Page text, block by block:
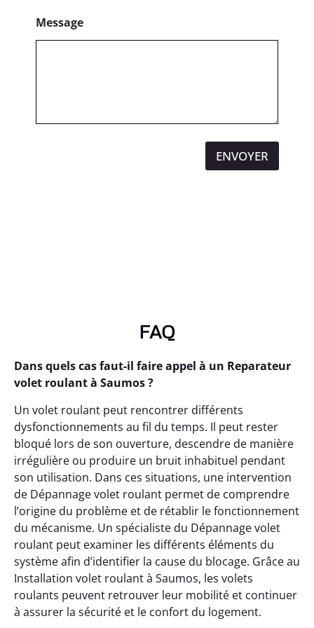
Message
ENVOYER
FAQ
Dans quels cas faut-il faire appel à un Reparateur
volet roulant à Saumos ?
Un volet roulant peut rencontrer différents
dysfonctionnements au fil du temps. Il peut rester
bloqué lors de son ouverture, descendre de manière
irrégulière ou produire un bruit inhabituel pendant
son utilisation. Dans ces situations, une intervention
de Dépannage volet roulant permet de comprendre
l’origine du problème et de rétablir le fonctionnement
du mécanisme. Un spécialiste du Dépannage volet
roulant peut examiner les différents éléments du
système afin d’identifier la cause du blocage. Grâce au
Installation volet roulant à Saumos, les volets
roulants peuvent retrouver leur mobilité et continuer
à assurer la sécurité et le confort du logement.